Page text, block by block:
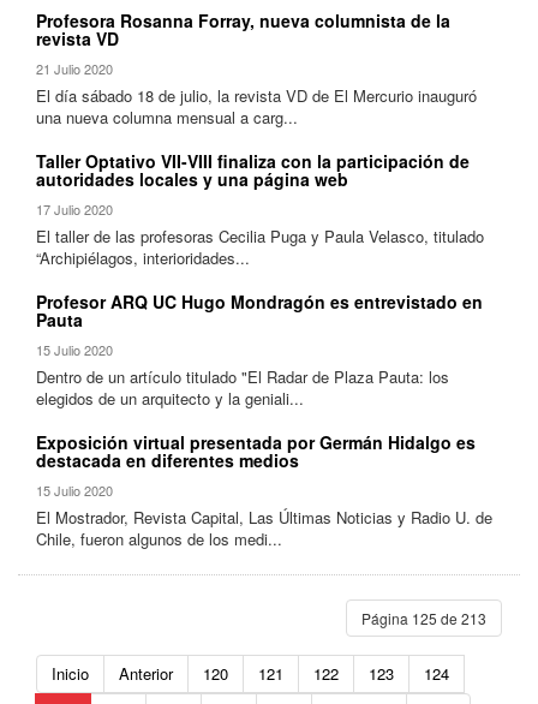
Profesora Rosanna Forray, nueva columnista de la
revista VD
21 Julio 2020
El día sábado 18 de julio, la revista VD de El Mercurio inauguró
una nueva columna mensual a carg...
Taller Optativo VII-VIII finaliza con la participación de
autoridades locales y una página web
17 Julio 2020
El taller de las profesoras Cecilia Puga y Paula Velasco, titulado
“Archipiélagos, interioridades...
Profesor ARQ UC Hugo Mondragón es entrevistado en
Pauta
15 Julio 2020
Dentro de un artículo titulado "El Radar de Plaza Pauta: los
elegidos de un arquitecto y la geniali...
Exposición virtual presentada por Germán Hidalgo es
destacada en diferentes medios
15 Julio 2020
El Mostrador, Revista Capital, Las Últimas Noticias y Radio U. de
Chile, fueron algunos de los medi...
Página 125 de 213
Inicio Anterior 120 121 122 123
124